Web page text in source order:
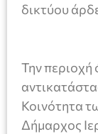
δικτύου
Την περιοχή
Κοινότητα
Δήμαρχος